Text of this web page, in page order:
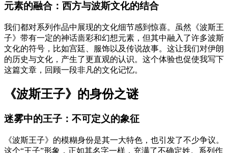
元素的融合：西方与波斯文化的结合
我们都对系列作品中展现的文化细节感到惊喜。虽然《波斯王
子》带有一定的神话啬彩和幻想元素，但其中融入了许多波斯
文化的符号，比如宫廷、服饰以及传说故事。这让我们对伊朗
的历史与文化，产生了更直观的认识。这个体验也促使我写下
这篇文章，回顾一段非凡的文化记忆。
《波斯王子》的身份之谜
迷雾中的王子：不可定义的象征
《波斯王子》的模糊身份是其一大特色，也引发了不少争议。
这个“王子”形象，正如其名字一样，充满了不确定姓。系列作